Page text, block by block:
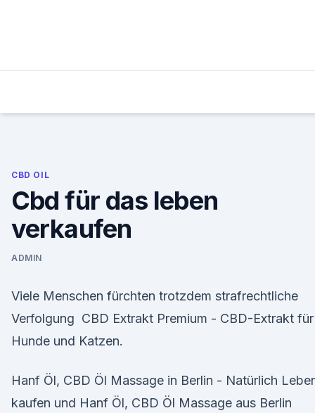
CBD OIL
Cbd für das leben
verkaufen
ADMIN
Viele Menschen fürchten trotzdem strafrechtliche
Verfolgung CBD Extrakt Premium - CBD-Extrakt für
Hunde und Katzen.
Hanf Öl, CBD Öl Massage in Berlin - Natürlich
kaufen und Hanf Öl, CBD Öl Massage aus Berlin